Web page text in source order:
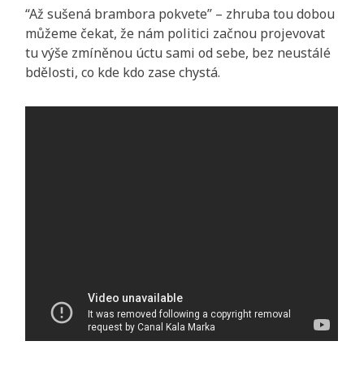
“Až sušená brambora pokvete” – zhruba tou dobou
můžeme čekat, že nám politici začnou projevovat
tu výše zmíněnou úctu sami od sebe, bez neustálé
bdělosti, co kde kdo zase chystá.